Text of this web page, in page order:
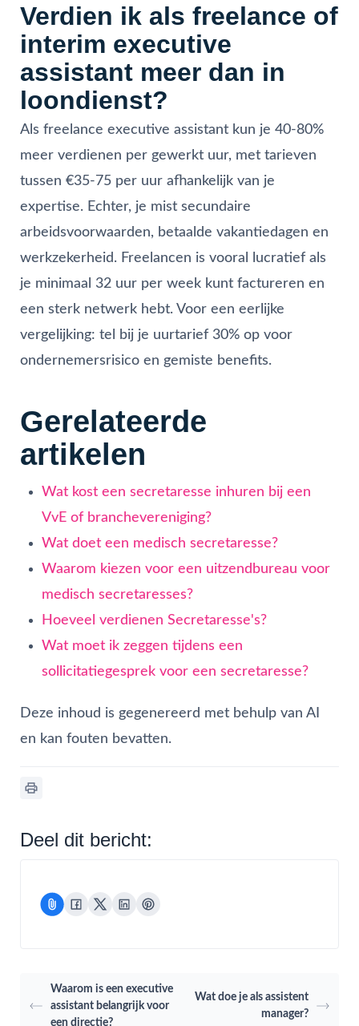
Verdien ik als freelance of
interim executive
assistant meer dan in
loondienst?
Als freelance executive assistant kun je 40-80%
meer verdienen per gewerkt uur, met tarieven
tussen €35-75 per uur afhankelijk van je
expertise. Echter, je mist secundaire
arbeidsvoorwaarden, betaalde vakantiedagen en
werkzekerheid. Freelancen is vooral lucratief als
je minimaal 32 uur per week kunt factureren en
een sterk netwerk hebt. Voor een eerlijke
vergelijking: tel bij je uurtarief 30% op voor
ondernemersrisico en gemiste benefits.
Gerelateerde
artikelen
Wat kost een secretaresse inhuren bij een
VvE of branchevereniging?
Wat doet een medisch secretaresse?
Waarom kiezen voor een uitzendbureau voor
medisch secretaresses?
Hoeveel verdienen Secretaresse's?
Wat moet ik zeggen tijdens een
sollicitatiegesprek voor een secretaresse?
Deze inhoud is gegenereerd met behulp van AI
en kan fouten bevatten.
Deel dit bericht:
Waarom is een executive
assistant belangrijk voor
een directie?
Wat doe je als assistent
manager?